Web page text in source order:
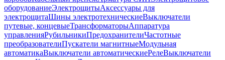
оборудованиеЭлектрощитыАксессуары для
электрощитаШины электротехническиеВыключатели
путевые, концевыеТрансформаторыАппаратура
управленияРубильникиПредохранителиЧастотные
преобразователиПускатели магнитныеМодульная
автоматикаВыключатели автоматическиеРелеВыключатели